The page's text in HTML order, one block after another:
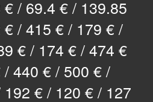
/ 69.4 € / 139.85
/ 415 € / 179 € /
€ / 174 € / 474 €
440 € / 500 € /
€ / 120 € / 127